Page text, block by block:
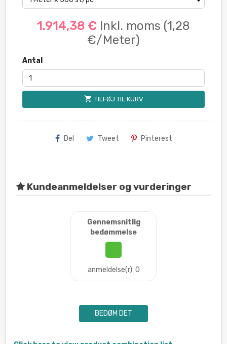
1.914,38 € Inkl. moms (1,28
€/Meter)
Antal
shopping_cart TILFØJ TIL KURV
Del Tweet Pinterest
Kundeanmeldelser og vurderinger
Gennemsnitlig
bedømmelse
anmeldelse(r): 0
BEDØM DET